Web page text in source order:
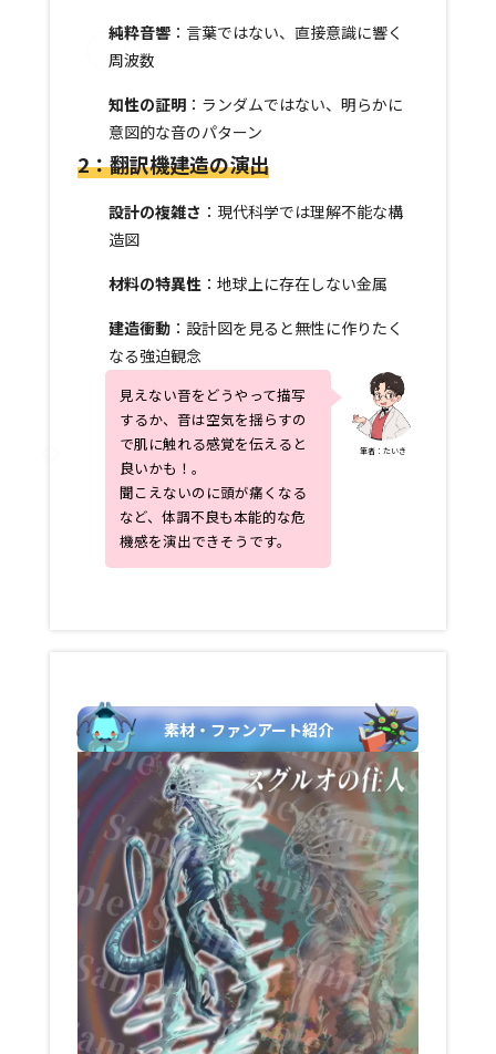
純粋音響 ：言葉ではない、直接意識に響く
周波数
知性の証明 ：ランダムではない、明らかに
意図的な音のパターン
2：翻訳機建造の演出
設計の複雑さ ：現代科学では理解不能な構
造図
材料の特異性 ：地球上に存在しない金属
建造衝動 ：設計図を見ると無性に作りたく
なる強迫観念
筆者：たいき
見えない音をどうやって描写
するか、音は空気を揺らすの
で肌に触れる感覚を伝えると
良いかも！。
聞こえないのに頭が痛くなる
など、体調不良も本能的な危
機感を演出できそうです。
素材・ファンアート紹介